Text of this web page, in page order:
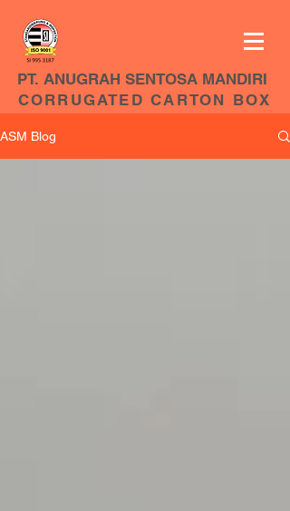
PT. ANUGRAH SENTOSA MANDIRI
CORRUGATED CARTON BOX
ASM Blog